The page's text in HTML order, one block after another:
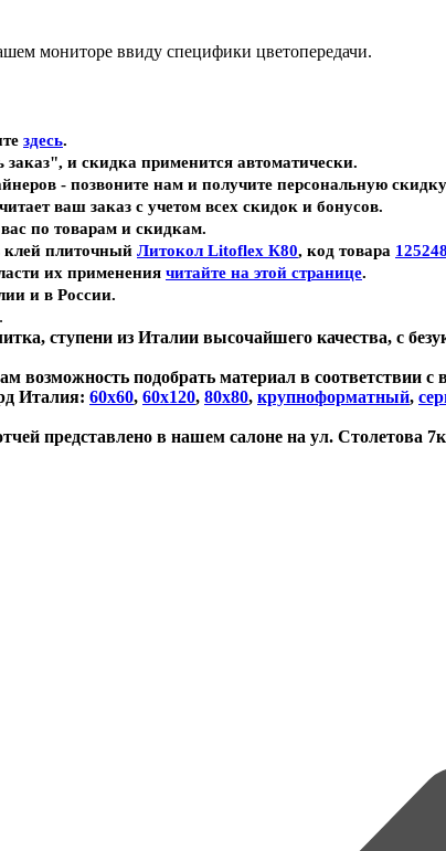
мониторе ввиду специфики цветопередачи.
здесь.
и скидка применится автоматически.
- позвоните нам и получите персональную
ваш заказ с учетом всех скидок и бонусов.
по товарам и скидкам.
клей плиточный Литокол Litoflex К80, код товара 125248
их применения читайте на этой странице.
и в России.
.
ступени из Италии высочайшего качества, с
возможность подобрать материал в соответствии
Италия: 60х60, 60х120, 80х80, крупноформатный,
представлено в нашем салоне на ул. Столетова